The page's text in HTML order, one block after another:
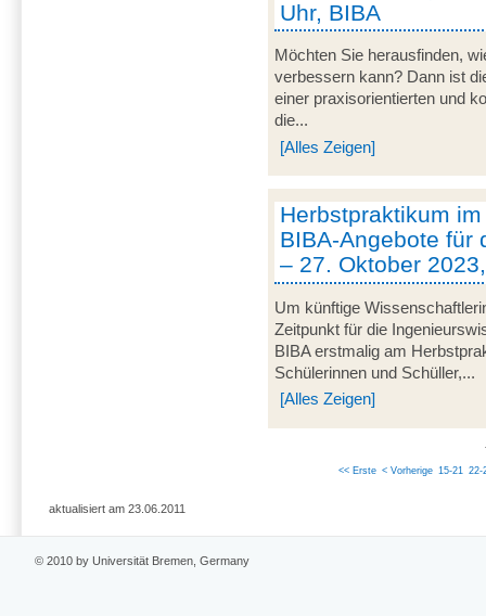
Uhr, BIBA
Möchten Sie herausfinden,
verbessern kann? Dann ist
einer praxisorientierten und
die...
[Alles Zeigen]
Herbstpraktikum
BIBA-Angebote für
– 27. Oktober
Um künftige
Zeitpunkt für die
BIBA erstmalig am
Schülerinnen und Schüller,...
[Alles Zeigen]
<< Erste < Vorherige 15-21 22-
aktualisiert am 23.06.2011
© 2010 by Universität Bremen, Germany